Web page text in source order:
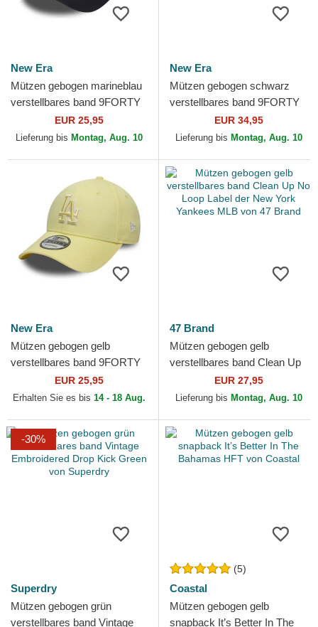
New Era
Mützen gebogen marineblau
verstellbares band 9FORTY
League Essential der New
York Yankees MLB von...
EUR 25,95
Lieferung bis Montag, Aug. 10
New Era
Mützen gebogen schwarz
verstellbares band 9FORTY
Leo Velour Metallic der New
York Yankees MLB von...
EUR 34,95
Lieferung bis Montag, Aug. 10
New Era
Mützen gebogen gelb
verstellbares band 9FORTY
Team Outline der Los
Angeles Dodgers MLB von
EUR 25,95
Erhalten Sie es bis 14 - 18 Aug.
47 Brand
Mützen gebogen gelb
verstellbares band Clean Up
No Loop Label der New York
Yankees MLB von 47 Brand
EUR 27,95
Lieferung bis Montag, Aug. 10
-30%
Superdry
Mützen gebogen grün
verstellbares band Vintage
(5)
Coastal
Mützen gebogen gelb
snapback It’s Better In The